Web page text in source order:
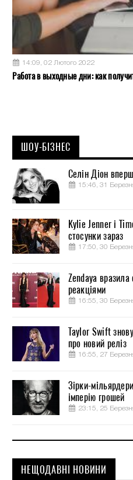
14:09, 02 Лютого 2022
Работа в выходные дни: как
ШОУ-БІЗНЕС
Селін Діон
15:46, 31
Kylie Jenner і
стосунки зараз
17:50, 30
Zendaya
реакціями
16:55, 30
Taylor Swift
про новий реліз
16:55, 27
Зірки-
імперію грошей
23:15, 25
НЕЩОДАВНІ НОВИНИ